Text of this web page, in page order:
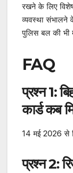
रखने के लिए विशेष
व्यवस्था संभालने
पुलिस बल की भी
FAQ
प्रश्न 1:
कार्ड कब
14 मई 2026 से
प्रश्न 2: